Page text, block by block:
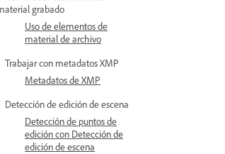
grabado
Uso de elementos de
material de archivo
Trabajar con metadatos XMP
Metadatos de XMP
Detección de edición de escena
Detección de puntos de
edición con Detección de
edición de escena